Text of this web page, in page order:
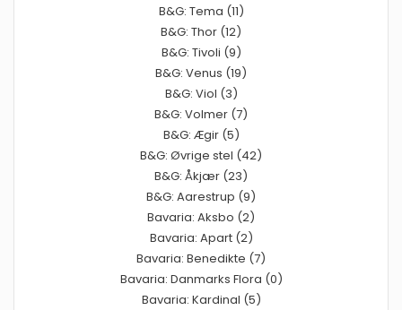
B&G: Tema (11)
B&G: Thor (12)
B&G: Tivoli (9)
B&G: Venus (19)
B&G: Viol (3)
B&G: Volmer (7)
B&G: Ægir (5)
B&G: Øvrige stel (42)
B&G: Åkjær (23)
B&G: Aarestrup (9)
Bavaria: Aksbo (2)
Bavaria: Apart (2)
Bavaria: Benedikte (7)
Bavaria: Danmarks Flora (0)
Bavaria: Kardinal (5)